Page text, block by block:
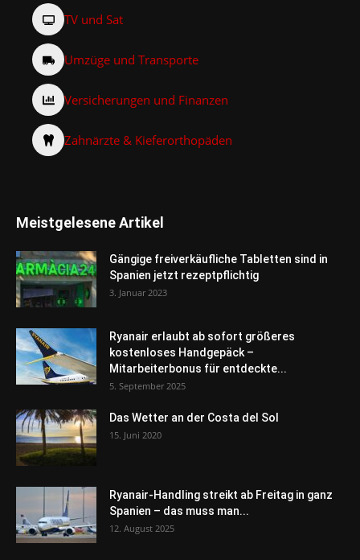
TV und Sat
Umzüge und Transporte
Versicherungen und Finanzen
Zahnärzte & Kieferorthopäden
Meistgelesene Artikel
Gängige freiverkäufliche Tabletten sind in
Spanien jetzt rezeptpflichtig
3. Januar 2023
Ryanair erlaubt ab sofort größeres
kostenloses Handgepäck –
Mitarbeiterbonus für entdeckte...
5. September 2025
Das Wetter an der Costa del Sol
15. Juni 2020
Ryanair-Handling streikt ab Freitag in ganz
Spanien – das muss man...
12. August 2025